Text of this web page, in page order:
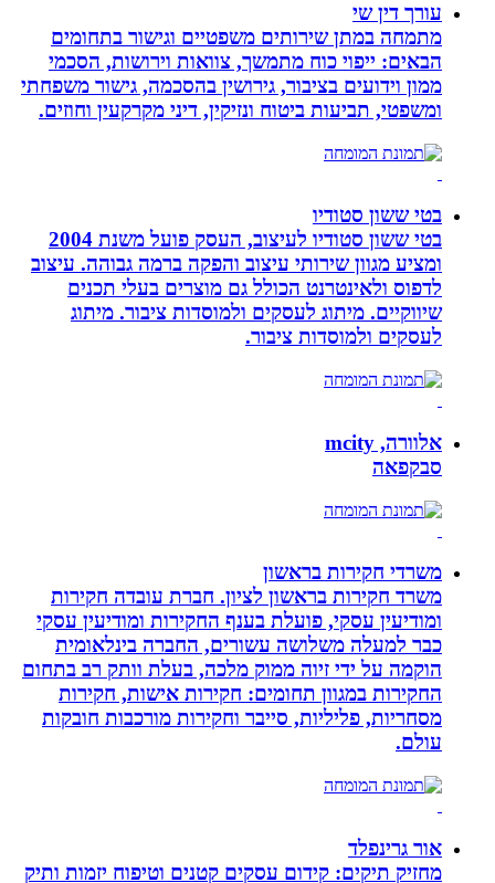
עורך דין שי
מתמחה במתן שירותים משפטיים וגישור בתחומים
הבאים: ייפוי כוח מתמשך, צוואות וירושות, הסכמי
ממון וידועים בציבור, גירושין בהסכמה, גישור משפחתי
ומשפטי, תביעות ביטוח ונזיקין, דיני מקרקעין וחוזים.
בטי ששון סטודיו
בטי ששון סטודיו לעיצוב, העסק פועל משנת 2004
ומציע מגוון שירותי עיצוב והפקה ברמה גבוהה. עיצוב
לדפוס ולאינטרנט הכולל גם מוצרים בעלי תכנים
שיווקיים. מיתוג לעסקים ולמוסדות ציבור. מיתוג
לעסקים ולמוסדות ציבור.
אלוורה, mcity
סבקפאה
משרדי חקירות בראשון
משרד חקירות בראשון לציון. חברת עובדה חקירות
ומודיעין עסקי, פועלת בענף החקירות ומודיעין עסקי
כבר למעלה משלושה עשורים, החברה בינלאומית
הוקמה על ידי זיוה ממוק מלכה, בעלת וותק רב בתחום
החקירות במגוון תחומים: חקירות אישות, חקירות
מסחריות, פליליות, סייבר וחקירות מורכבות חובקות
עולם.
אור גרינפלד
מחזיק תיקים: קידום עסקים קטנים וטיפוח יזמות ותיק